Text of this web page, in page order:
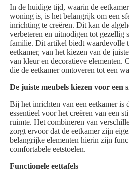
In de huidige tijd, waarin de
woning is, is het belangrijk om een
inrichting te creëren. Dit kan de
verbeteren en uitnodigen tot gezellig
familie. Dit artikel biedt waardevolle
eetkamer, van het kiezen van de
van kleur en decoratieve elementen.
die de eetkamer omtoveren tot een
De juiste meubels kiezen voor een
Bij het inrichten van een eetkamer is
essentieel voor het creëren van een
ruimte. Het combineren van
zorgt ervoor dat de eetkamer zijn
belangrijke elementen hierin zijn
comfortabele eetstoelen.
Functionele eettafels